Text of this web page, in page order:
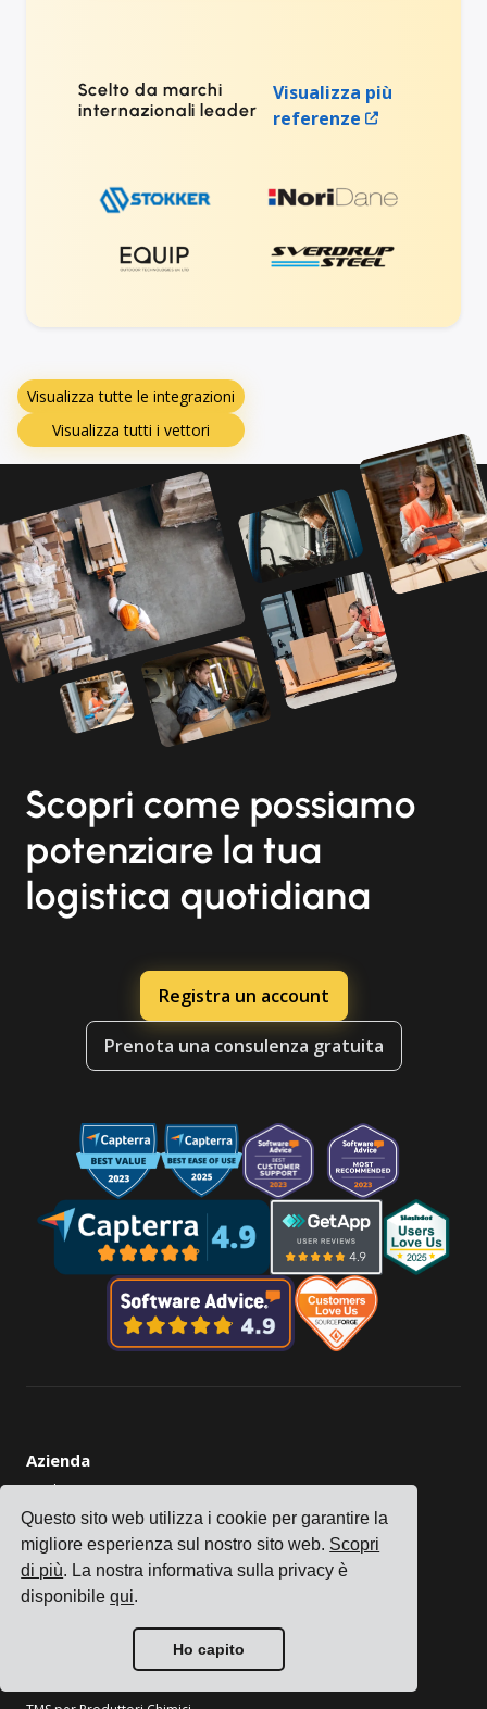
Questo sito web utilizza i cookie per garantire la
migliore esperienza sul nostro sito web. Scopri
di più. La nostra informativa sulla privacy è
disponibilequi.
Ho capito
Scelto da marchi
internazionali leader
Visualizza più
referenze
Visualizza tutte le integrazioni
Visualizza tutti i vettori
Scopri come possiamo
potenziare la tua
logistica quotidiana
Registra un account
Prenota una consulenza gratuita
Azienda
Tracking
Prezzi
Storie dei clienti
Contattaci
Diventa un Partner